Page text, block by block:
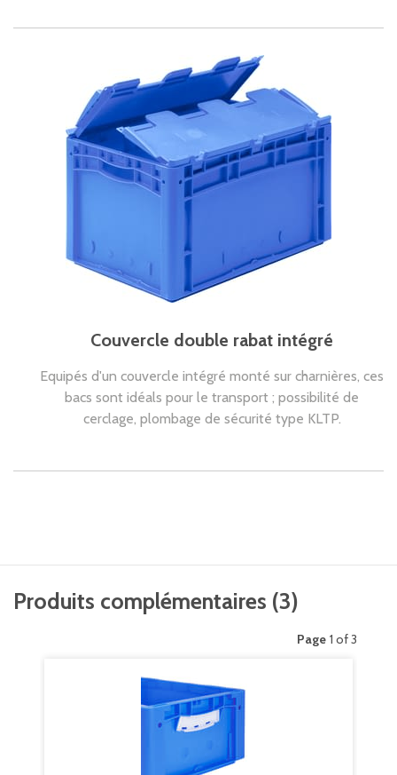
Couvercle double rabat intégré
Equipés d'un couvercle intégré monté sur charnières, ces
bacs sont idéals pour le transport ; possibilité de
cerclage, plombage de sécurité type KLTP.
Produits complémentaires (3)
Page 1 of 3